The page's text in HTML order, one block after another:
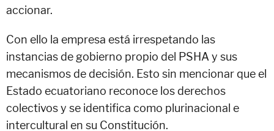
accionar.
Con ello la empresa está irrespetando las
instancias de gobierno propio del PSHA y sus
mecanismos de decisión. Esto sin mencionar que el
Estado ecuatoriano reconoce los derechos
colectivos y se identifica como plurinacional e
intercultural en su Constitución.